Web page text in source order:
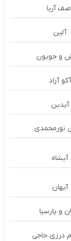
آریا
آلین
و جویون
آکو آزاد
آیدین
نورمحمدی
آیشاه
آیهان
و پارسیا
درزی حاجی